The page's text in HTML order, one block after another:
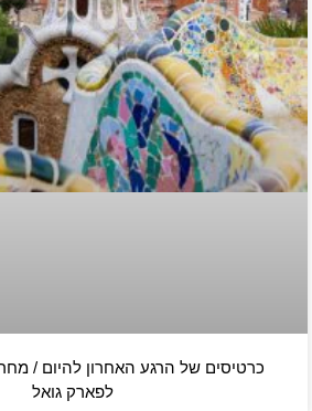
כרטיסים של הרגע האחרון להיום /
לפארק גואל